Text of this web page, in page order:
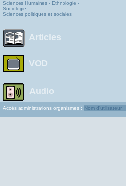
Sciences Humaines - Ethnologie -
Sociologie
Sciences politiques et sociales
Articles
VOD
Audio
Accès administrations organismes :